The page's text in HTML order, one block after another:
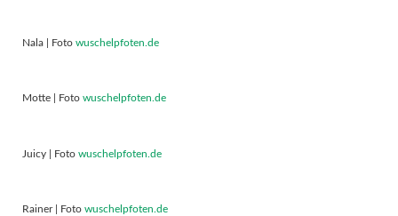
Nala | Foto wuschelpfoten.de
Motte | Foto wuschelpfoten.de
Juicy | Foto wuschelpfoten.de
Rainer | Foto wuschelpfoten.de